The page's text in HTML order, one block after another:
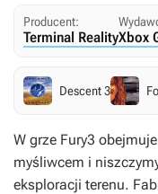
Producent:
Terminal RealityXbox
Descent 3
W grze Fury3
myśliwcem i
eksploracji terenu.